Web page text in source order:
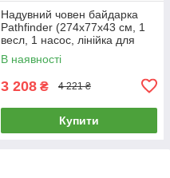
Надувний човен байдарка
Pathfinder (274х77х43 см, 1
весл, 1 насос, лінійка для
буксирування, надувна
спинка) 34176 Зелена
В наявності
3 208 ₴ 4 221 ₴
Купити